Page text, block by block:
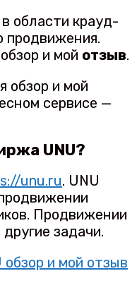
в области крауд-
продвижения.
обзор и мой отзыв.
обзор и мой
сервисе —
UNU?
unu.ru. UNU
Продвижении
задачи.